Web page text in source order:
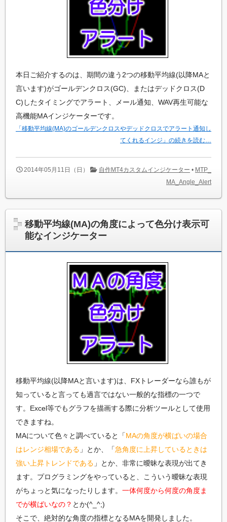
本日ご紹介するのは、期間の違う2つの移動平均線(以降MAと
言います)がゴールデンクロス(GC)、またはデッドクロス(D
C)したタイミングでアラート、メール通知、WAV再生可能な
高機能MAインジケーターです。
「移動平均線(MA)のゴールデンクロスやデッドクロスでアラート通知し
てくれるインジ」の続きを読む…
2014年05月11日（日） 自作MT4カスタムインジケーター • MTP_
MA_Angle_Alert
移動平均線(MA)の角度によって色分け表示可
能なインジケーター
移動平均線(以降MAと言います)は、FXトレーダーなら誰もが
知っていると言っても過言ではない一般的な指標の一つで
す。Excel等でもグラフを描画する際に分析ツールとして使用
できますね。
MAについて色々と調べていると「MAの角度が横ばいの場合
はレンジ相場である 」とか、「急角度に上昇しているときは
強い上昇トレンドである 」とか、非常に曖昧な表現が出てき
ます。プログラミングをやっていると、こういう曖昧な表現
がちょっと気になったりします。 一体何度から何度の角度ま
でが横ばいなの？ とか(^_^;)
そこで、絶対的な角度の指標となるMAを開発しました。